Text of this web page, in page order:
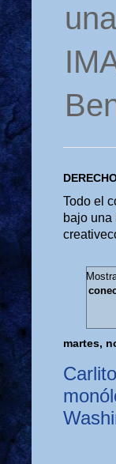
Todo el
bajo
martes,